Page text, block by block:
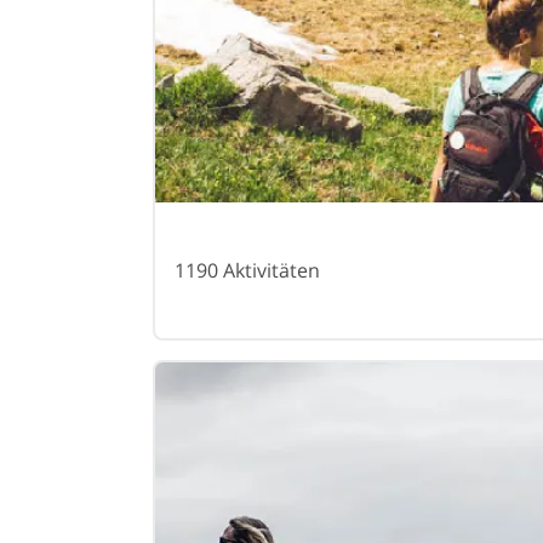
1190 Aktivitäten